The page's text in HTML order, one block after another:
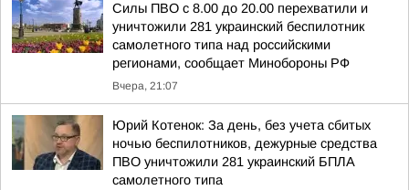
Силы ПВО с 8.00 до 20.00 перехватили и
уничтожили 281 украинский беспилотник
самолетного типа над российскими
регионами, сообщает Минобороны РФ
Вчера, 21:07
Юрий Котенок: За день, без учета сбитых
ночью беспилотников, дежурные средства
ПВО уничтожили 281 украинский БПЛА
самолетного типа